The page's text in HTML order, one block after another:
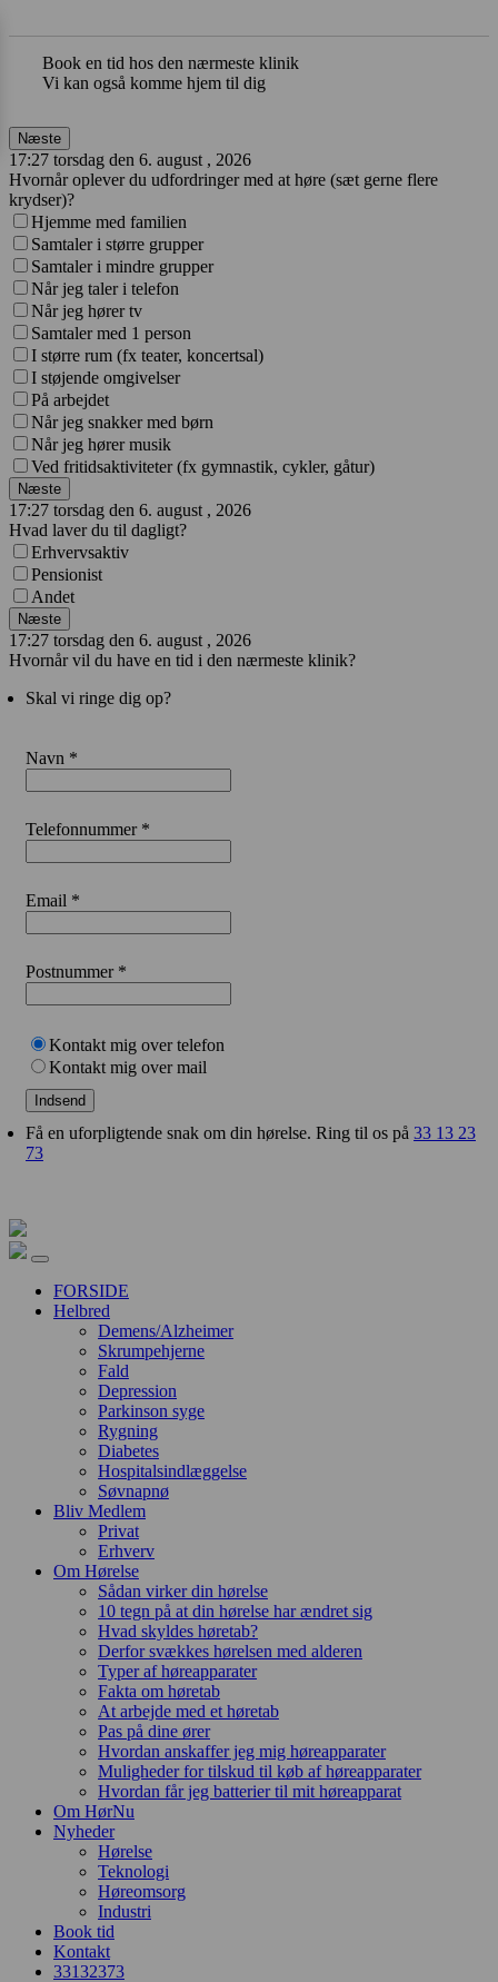
Book en tid hos den nærmeste klinik
Vi kan også komme hjem til dig
Næste
17:27 torsdag den 6. august , 2026
Hvornår oplever du udfordringer med at høre (sæt gerne flere
krydser)?
Hjemme med familien
Samtaler i større grupper
Samtaler i mindre grupper
Når jeg taler i telefon
Når jeg hører tv
Samtaler med 1 person
I større rum (fx teater, koncertsal)
I støjende omgivelser
På arbejdet
Når jeg snakker med børn
Når jeg hører musik
Ved fritidsaktiviteter (fx gymnastik, cykler, gåtur)
Næste
17:27 torsdag den 6. august , 2026
Hvad laver du til dagligt?
Erhvervsaktiv
Pensionist
Andet
Næste
17:27 torsdag den 6. august , 2026
Hvornår vil du have en tid i den nærmeste klinik?
Skal vi ringe dig op?
Navn *
Telefonnummer *
Email *
Postnummer *
Kontakt mig over telefon
Kontakt mig over mail
Indsend
Få en uforpligtende snak om din hørelse. Ring til os på 33 13 23
73
FORSIDE
Helbred
Demens/Alzheimer
Skrumpehjerne
Fald
Depression
Parkinson syge
Rygning
Diabetes
Hospitalsindlæggelse
Søvnapnø
Bliv Medlem
Privat
Erhverv
Om Hørelse
Sådan virker din hørelse
10 tegn på at din hørelse har ændret sig
Hvad skyldes høretab?
Derfor svækkes hørelsen med alderen
Typer af høreapparater
Fakta om høretab
At arbejde med et høretab
Pas på dine ører
Hvordan anskaffer jeg mig høreapparater
Muligheder for tilskud til køb af høreapparater
Hvordan får jeg batterier til mit høreapparat
Om HørNu
Nyheder
Hørelse
Teknologi
Høreomsorg
Industri
Book tid
Kontakt
33132373